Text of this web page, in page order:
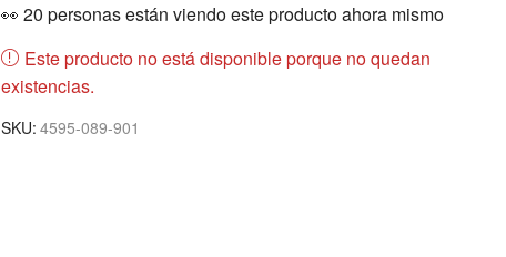
👀 20 personas están viendo este producto ahora mismo
Este producto no está disponible porque no quedan
existencias.
SKU: 4595-089-901